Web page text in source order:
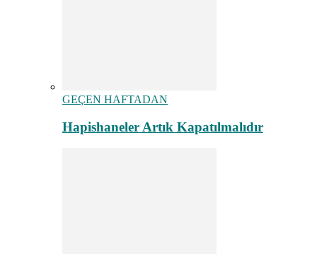
GEÇEN HAFTADAN
Hapishaneler Artık Kapatılmalıdır